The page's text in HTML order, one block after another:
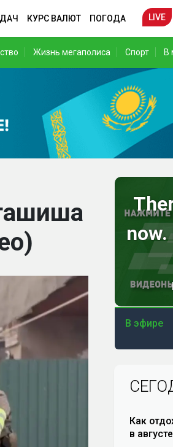
КУРС ВАЛЮТ ПОГОДА LIVE
Жизнь мегаполиса Спорт В
В эфире
Как
в